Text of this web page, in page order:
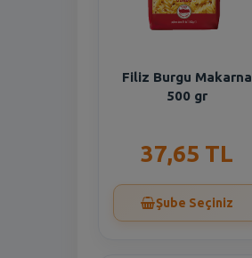
Filiz Burgu Makarna
500 gr
37,65 TL
Şube Seçiniz